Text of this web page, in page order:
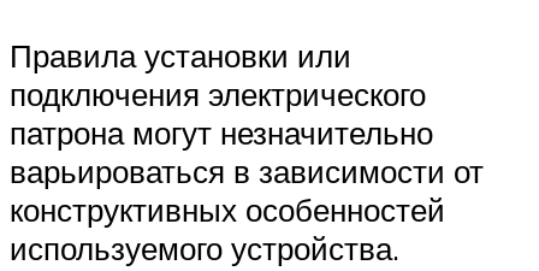
Правила установки или
подключения электрического
патрона могут незначительно
варьироваться в зависимости от
конструктивных особенностей
используемого устройства.